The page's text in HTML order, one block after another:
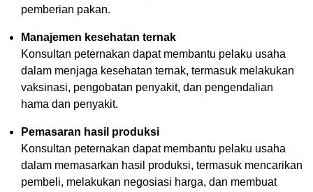
pemberian pakan.
Manajemen kesehatan ternak
Konsultan peternakan dapat membantu pelaku usaha
dalam menjaga kesehatan ternak, termasuk melakukan
vaksinasi, pengobatan penyakit, dan pengendalian
hama dan penyakit.
Pemasaran hasil produksi
Konsultan peternakan dapat membantu pelaku usaha
dalam memasarkan hasil produksi, termasuk mencarikan
pembeli, melakukan negosiasi harga, dan membuat